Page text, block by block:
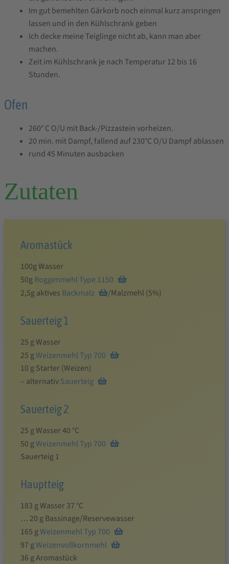
Im gut bemehlten Gärkorb noch einmal kurz anspringen
lassen und in den Kühlschrank geben
Ich decke meine Teiglinge nicht ab, kann man aber
machen.
Zeit im Kühlschrank je nach Temperatur 12 bis 16
Stunden.
Ofen
260° C O/U mit Back-/Pizzastein vorheizen.
20 min. mit Dampf, fallend auf 230°C O/U Dampf ablassen
rund 45 Minuten ausbacken
Zutaten
Aromastück
100g Wasser
50gRoggenmehl Type 1150
2,5g aktives Backmalz /Malzmehl (5%)
Sauerteig 1
25 g Wasser
25 gWeizenmehl Typ 700
10 g Starter (Weizen)
– alternativSauerteig
Sauerteig 2
25 g Wasser 40 °C
50 gWeizenmehl Typ 700
Sauerteig 1
Hauptteig
183 g Wasser 37 °C
… 20 g Bassinage/Reservewasser
165 gWeizenmehl Typ 700
97 gWeizenvollkornmehl
36 g Aromastück